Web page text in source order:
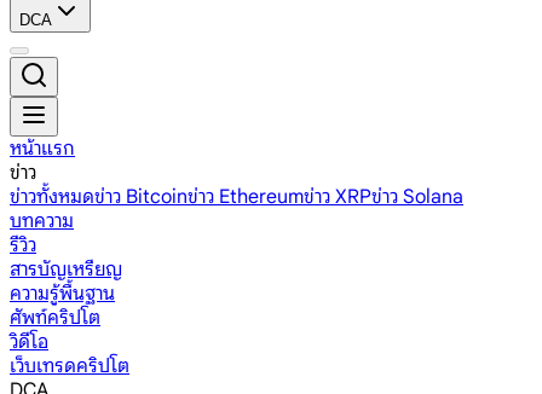
DCA
หน้าแรก
ข่าว
ข่าวทั้งหมดข่าว Bitcoinข่าว Ethereumข่าว XRPข่าว Solana
บทความ
รีวิว
สารบัญเหรียญ
ความรู้พื้นฐาน
ศัพท์คริปโต
วิดีโอ
เว็บเทรดคริปโต